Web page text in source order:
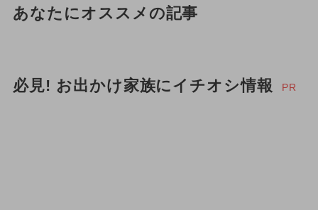
あなたにオススメの記事
必見! お出かけ家族にイチオシ情報 PR